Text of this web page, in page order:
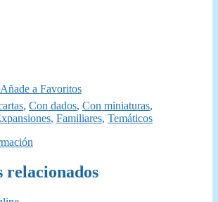
Añade a Favoritos
, Con dados, Con miniaturas,
, Familiares, Temáticos
relacionados